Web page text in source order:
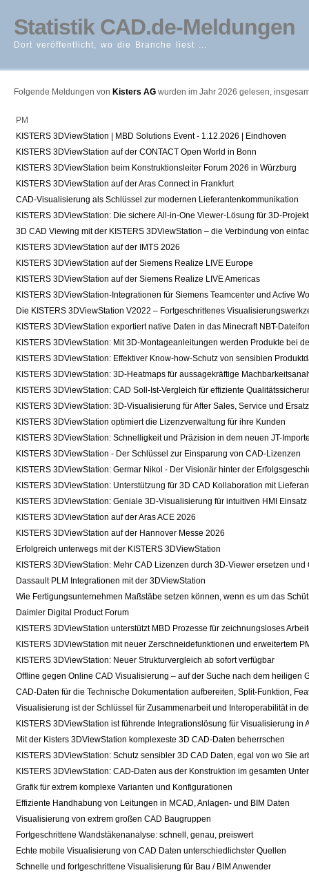
Statistik CAD.de-Meldungen
Dort veröffentlicht, wo die Branche liest ...
Folgende Meldungen von Kisters AG wurden im Jahr 2026 gelesen,
PM
KISTERS 3DViewStation | MBD Solutions Event - 1.12.2026 | Eindhoven
KISTERS 3DViewStation auf der CONTACT Open World in Bonn
KISTERS 3DViewStation beim Konstruktionsleiter Forum 2026 in Würzburg
KISTERS 3DViewStation auf der Aras Connect in Frankfurt
CAD-Visualisierung als Schlüssel zur modernen Lieferantenkommunikation
KISTERS 3DViewStation: Die sichere All-in-One Viewer-Lösung für 3D-
3D CAD Viewing mit der KISTERS 3DViewStation – die Verbindung von
KISTERS 3DViewStation auf der IMTS 2026
KISTERS 3DViewStation auf der Siemens Realize LIVE Europe
KISTERS 3DViewStation auf der Siemens Realize LIVE Americas
KISTERS 3DViewStation-Integrationen für Siemens Teamcenter und Active
Die KISTERS 3DViewStation V2022 – Fortgeschrittenes
KISTERS 3DViewStation exportiert native Daten in das Minecraft NBT-
KISTERS 3DViewStation: Mit 3D-Montageanleitungen werden Produkte bei
KISTERS 3DViewStation: Effektiver Know-how-Schutz von sensiblen
KISTERS 3DViewStation: 3D-Heatmaps für aussagekräftige
KISTERS 3DViewStation: CAD Soll-Ist-Vergleich für effiziente
KISTERS 3DViewStation: 3D-Visualisierung für After Sales, Service und
KISTERS 3DViewStation optimiert die Lizenzverwaltung für ihre Kunden
KISTERS 3DViewStation: Schnelligkeit und Präzision in dem neuen JT-
KISTERS 3DViewStation - Der Schlüssel zur Einsparung von CAD-Lizenzen
KISTERS 3DViewStation: Germar Nikol - Der Visionär hinter der
KISTERS 3DViewStation: Unterstützung für 3D CAD Kollaboration mit
KISTERS 3DViewStation: Geniale 3D-Visualisierung für intuitiven HMI Einsatz
KISTERS 3DViewStation auf der Aras ACE 2026
KISTERS 3DViewStation auf der Hannover Messe 2026
Erfolgreich unterwegs mit der KISTERS 3DViewStation
KISTERS 3DViewStation: Mehr CAD Lizenzen durch 3D-Viewer ersetzen und
Dassault PLM Integrationen mit der 3DViewStation
Wie Fertigungsunternehmen Maßstäbe setzen können, wenn es um das
Daimler Digital Product Forum
KISTERS 3DViewStation unterstützt MBD Prozesse für zeichnungsloses
KISTERS 3DViewStation mit neuer Zerschneidefunktionen und erweitertem
KISTERS 3DViewStation: Neuer Strukturvergleich ab sofort verfügbar
Offline gegen Online CAD Visualisierung – auf der Suche nach dem heiligen
CAD-Daten für die Technische Dokumentation aufbereiten, Split-Funktion,
Visualisierung ist der Schlüssel für Zusammenarbeit und Interoperabilität in
KISTERS 3DViewStation ist führende Integrationslösung für Visualisierung in
Mit der Kisters 3DViewStation komplexeste 3D CAD-Daten beherrschen
KISTERS 3DViewStation: Schutz sensibler 3D CAD Daten, egal von wo Sie
KISTERS 3DViewStation: CAD-Daten aus der Konstruktion im gesamten
Grafik für extrem komplexe Varianten und Konfigurationen
Effiziente Handhabung von Leitungen in MCAD, Anlagen- und BIM Daten
Visualisierung von extrem großen CAD Baugruppen
Fortgeschrittene Wandstäkenanalyse: schnell, genau, preiswert
Echte mobile Visualisierung von CAD Daten unterschiedlichster Quellen
Schnelle und fortgeschrittene Visualisierung für Bau / BIM Anwender